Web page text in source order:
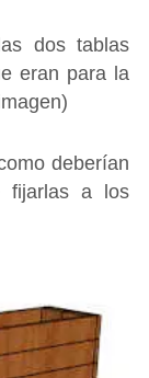
dos tablas
eran para la
deberían
fijarlas a los